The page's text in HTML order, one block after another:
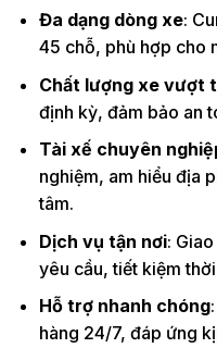
Đa dạng dòng xe:
45 chỗ, phù hợp cho
Chất lượng xe vượt
định kỳ, đảm bảo an
Tài xế chuyên
nghiệm, am hiểu địa
tâm.
Dịch vụ tận nơi:
yêu cầu, tiết kiệm
Hỗ trợ nhanh chóng
hàng 24/7, đáp ứng